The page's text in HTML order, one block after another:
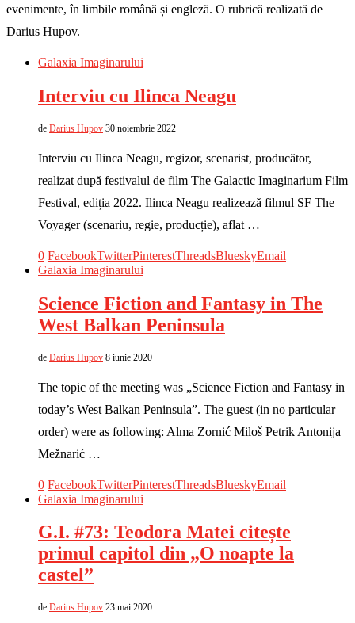
evenimente, în limbile română și engleză. O rubrică realizată de
Darius Hupov.
Galaxia Imaginarului
Interviu cu Ilinca Neagu
de Darius Hupov 30 noiembrie 2022
Interviu cu Ilinca Neagu, regizor, scenarist, producător,
realizat după festivalul de film The Galactic Imaginarium Film
Festival, ediția 2022. Ilinca Neagu realizează filmul SF The
Voyager (scenariu, regie, producție), aflat …
0 FacebookTwitterPinterestThreadsBlueskyEmail
Galaxia Imaginarului
Science Fiction and Fantasy in The
West Balkan Peninsula
de Darius Hupov 8 iunie 2020
The topic of the meeting was „Science Fiction and Fantasy in
today’s West Balkan Peninsula”. The guest (in no particular
order) were as following: Alma Zornić Miloš Petrik Antonija
Mežnarić …
0 FacebookTwitterPinterestThreadsBlueskyEmail
Galaxia Imaginarului
G.I. #73: Teodora Matei citește
primul capitol din „O noapte la
castel”
de Darius Hupov 23 mai 2020